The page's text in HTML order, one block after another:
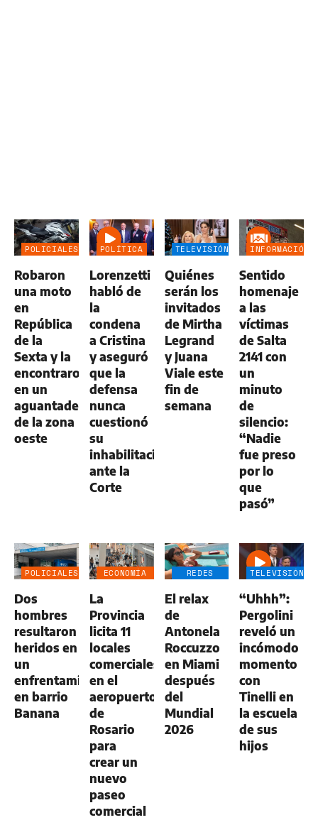
POLICIALES
Robaron
una moto
en
República
de la
Sexta y la
encontraron
en un
aguantadero
de la zona
oeste
POLÍTICA
Lorenzetti
habló de
la
condena
a Cristina
y aseguró
que la
defensa
nunca
cuestionó
su
inhabilitación
ante la
Corte
TELEVISIÓN
Quiénes
serán los
invitados
de Mirtha
Legrand
y Juana
Viale este
fin de
semana
INFORMACIÓN
Sentido
homenaje
a las
víctimas
de Salta
2141 con
un
minuto
de
silencio:
“Nadie
fue preso
por lo
que
pasó”
POLICIALES
Dos
hombres
resultaron
heridos en
un
enfrentamiento
en barrio
Banana
ECONOMÍA
La
Provincia
licita 11
locales
comerciales
en el
aeropuerto
de
Rosario
para
crear un
nuevo
paseo
comercial
REDES
El relax
de
Antonela
Roccuzzo
en Miami
después
del
Mundial
2026
TELEVISIÓN
“Uhhh”:
Pergolini
reveló un
incómodo
momento
con
Tinelli en
la escuela
de sus
hijos